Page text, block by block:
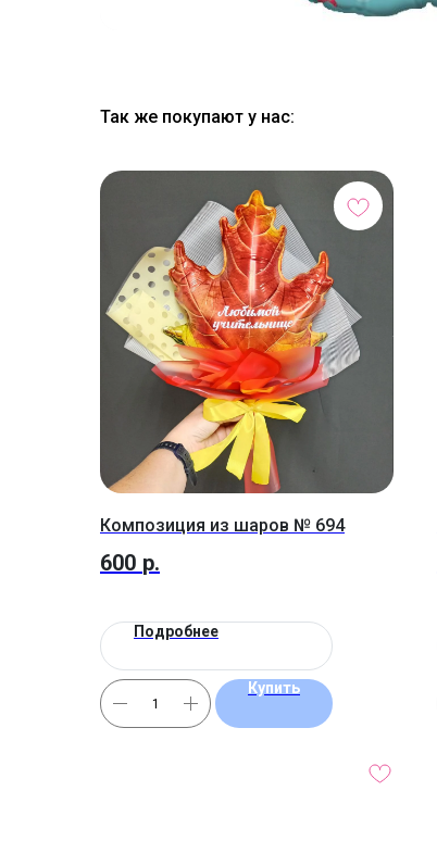
Так же покупают у нас:
Композиция из шаров № 694
600 р.
Подробнее
Купить